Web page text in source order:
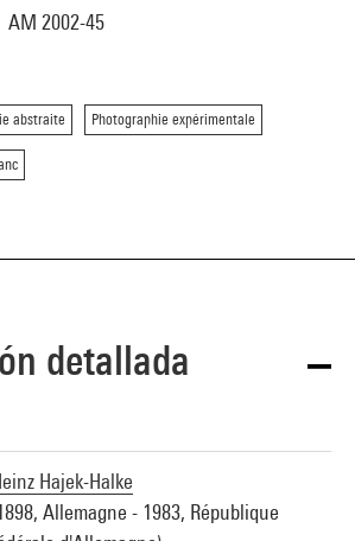
AM 2002-45
abstraite Photographie expérimentale
detallada
Hajek-Halke
Allemagne - 1983, République